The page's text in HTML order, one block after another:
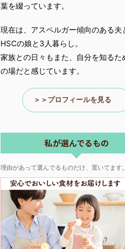
葉を綴っています。
現在は、アスペルガー傾向のある夫
HSCの娘と3人暮らし。
家族との日々もまた、自分を知るた
の場だと感じています。
＞＞プロフィールを見る
私が選んでるもの
理由があって選んでるものだけ、置いてます。